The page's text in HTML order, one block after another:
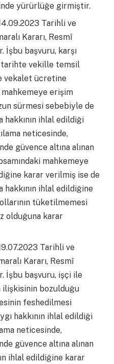
yürürlüğe girmiştir.
Tarihli ve
Kararı, Resmî
İşbu başvuru, karşı
tarihte vekille temsil
vekalet ücretine
erişim
sürmesi sebebiyle de
hakkının ihlal edildiği
neticesinde,
güvence altına alınan
mahkemeye
karar verilmiş ise de
hakkının ihlal edildiğine
tüketilmemesi
olduğuna karar
Tarihli ve
Kararı, Resmî
İşbu başvuru, işçi ile
ilişkisinin bozulduğu
feshedilmesi
hakkının ihlal edildiği
neticesinde,
güvence altına alınan
ihlal edildiğine karar